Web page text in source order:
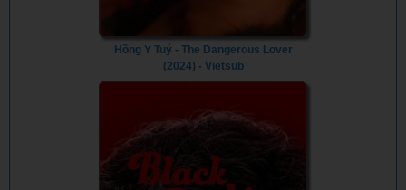
Hồng Y Tuý - The Dangerous Lover
(2024) - Vietsub